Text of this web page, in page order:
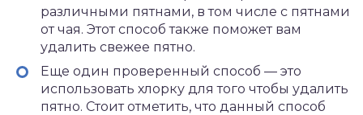
различными пятнами, в том числе с пятнами
от чая. Этот способ также поможет вам
удалить свежее пятно.
Еще один проверенный способ — это
использовать хлорку для того чтобы удалить
пятно. Стоит отметить, что данный способ